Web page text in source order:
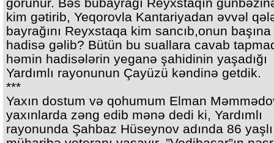
kim gətirib, Yeqorovla Kantariyadan əvvəl
bayrağını Reyxstaqa kim sancıb,onun başına
hadisə gəlib? Bütün bu suallara cavab
həmin hadisələrin yeganə şahidinin yaşadığı
Yardımlı rayonunun Çayüzü kəndinə getdik.
***
Yaxın dostum və qohumum Elman
yaxınlarda zəng edib mənə dedi ki, Yardımlı
rayonunda Şahbaz Hüseynov adında 86 yaşlı